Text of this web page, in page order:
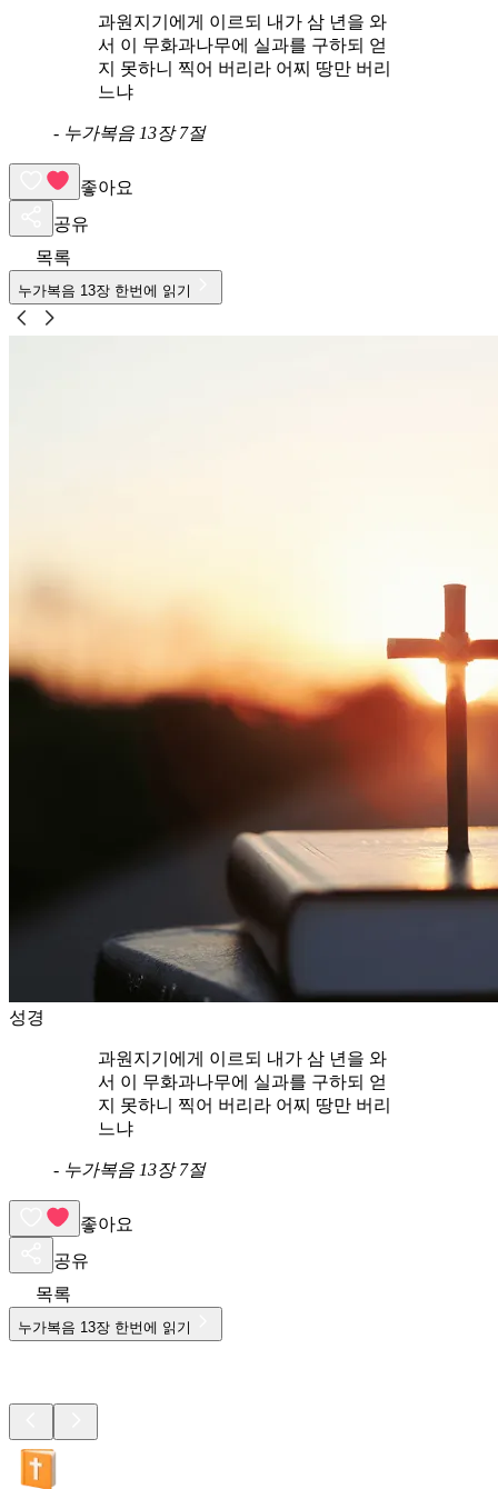
과원지기에게 이르되 내가 삼 년을 와
서 이 무화과나무에 실과를 구하되 얻
지 못하니 찍어 버리라 어찌 땅만 버리
느냐
- 누가복음 13장 7절
좋아요
공유
목록
누가복음 13장 한번에 읽기
성경
과원지기에게 이르되 내가 삼 년을 와
서 이 무화과나무에 실과를 구하되 얻
지 못하니 찍어 버리라 어찌 땅만 버리
느냐
- 누가복음 13장 7절
좋아요
공유
목록
누가복음 13장 한번에 읽기